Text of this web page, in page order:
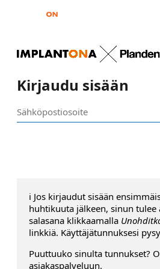
Kirjaudu sisään
ℹ️ Jos kirjaudut sisään
huhtikuuta jälkeen, sinun tulee
salasana klikkaamalla
linkkiä. Käyttäjätunnuksesi
Puuttuuko sinulta tunnukset?
asiakaspalveluun.